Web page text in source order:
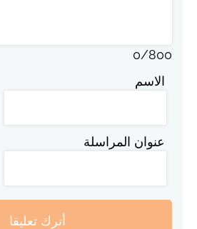
0/800
الاسم
عنوان المراسلة
أترك تعليقا